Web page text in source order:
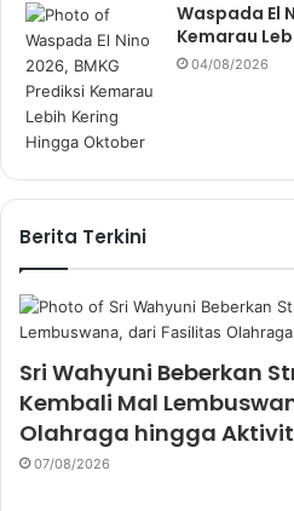
Waspada El
Kemarau
04/08/2026
Berita Terkini
Sri Wahyuni Beberkan
Kembali Mal
Olahraga hingga
07/08/2026